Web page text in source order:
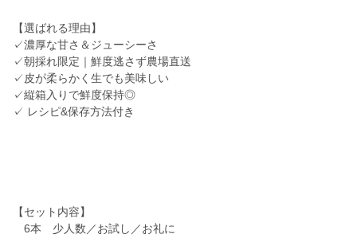
【選ばれる理由】
✓濃厚な甘さ＆ジューシーさ
✓朝採れ限定｜鮮度逃さず農場直送
✓皮が柔らかく生でも美味しい
✓縦箱入りで鮮度保持◎
✓ レシピ&保存方法付き
【セット内容】
6本 少人数／お試し／お礼に